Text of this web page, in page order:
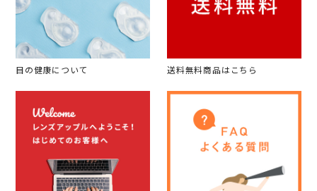
目の健康について 送料無料商品はこちら